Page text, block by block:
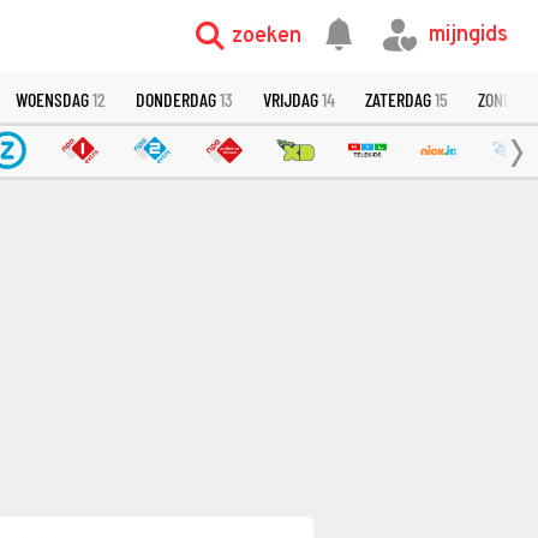
zoeken mijngids
WOENSDAG12 DONDERDAG13 VRIJDAG14 ZATERDAG15 ZONDAG